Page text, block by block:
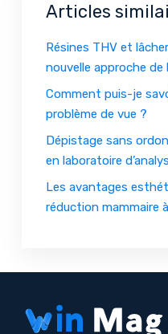
Articles
Résines THV et
nouvelle approche
Comment puis-je
problème de vue ?
Dépistage sans
en laboratoire
Les avantages
réduction mammaire